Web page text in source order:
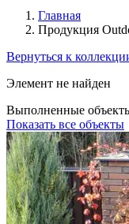
Главная
Продукция
Вернуться к
Элемент не найден
Выполненные
Показать все объекты